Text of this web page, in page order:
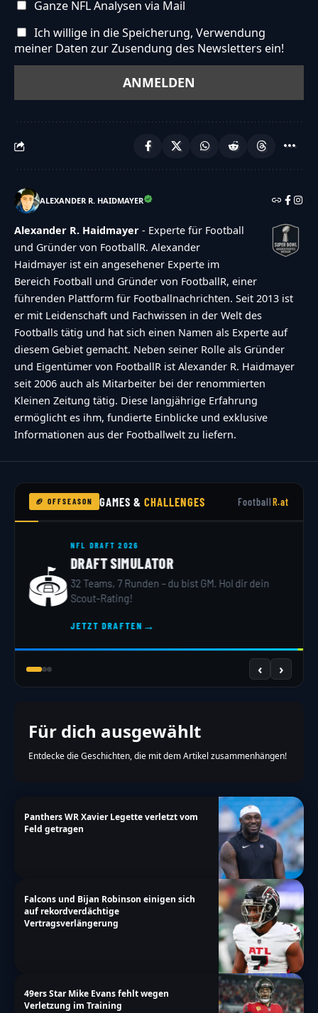
Ganze NFL Analysen via Mail
Ich willige in die Speicherung, Verwendung
meiner Daten zur Zusendung des Newsletters ein!
ALEXANDER R. HAIDMAYER
Alexander R. Haidmayer - Experte für Football
und Gründer von FootballR. Alexander
Haidmayer ist ein angesehener Experte im
Bereich Football und Gründer von FootballR, einer
führenden Plattform für Footballnachrichten. Seit 2013 ist
er mit Leidenschaft und Fachwissen in der Welt des
Footballs tätig und hat sich einen Namen als Experte auf
diesem Gebiet gemacht. Neben seiner Rolle als Gründer
und Eigentümer von FootballR ist Alexander R. Haidmayer
seit 2006 auch als Mitarbeiter bei der renommierten
Kleinen Zeitung tätig. Diese langjährige Erfahrung
ermöglicht es ihm, fundierte Einblicke und exklusive
Informationen aus der Footballwelt zu liefern.
🏈 OFFSEASON GAMES &CHALLENGES FootballR.at
🏟️
NFL DRAFT 2026
DRAFT SIMULATOR
32 Teams, 7 Runden – du bist GM. Hol dir dein
Scout-Rating!
JETZT DRAFTEN→
‹ ›
Für dich ausgewählt
Entdecke die Geschichten, die mit dem Artikel zusammenhängen!
Panthers WR Xavier Legette verletzt vom
Feld getragen
Falcons und Bijan Robinson einigen sich
auf rekordverdächtige
Vertragsverlängerung
49ers Star Mike Evans fehlt wegen
Verletzung im Training